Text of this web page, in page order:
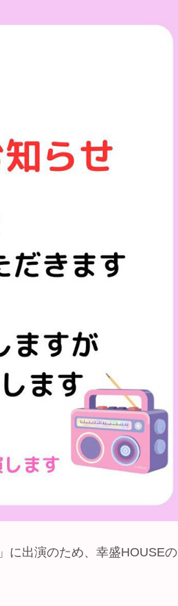
に出演のため、幸盛HOUSEの